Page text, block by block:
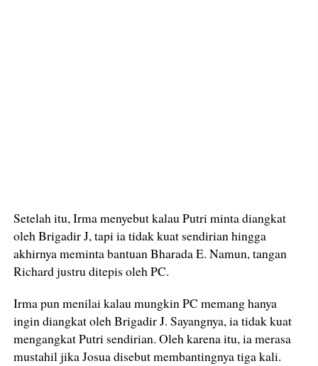
Setelah itu, Irma menyebut kalau Putri minta diangkat
oleh Brigadir J, tapi ia tidak kuat sendirian hingga
akhirnya meminta bantuan Bharada E. Namun, tangan
Richard justru ditepis oleh PC.
Irma pun menilai kalau mungkin PC memang hanya
ingin diangkat oleh Brigadir J. Sayangnya, ia tidak kuat
mengangkat Putri sendirian. Oleh karena itu, ia merasa
mustahil jika Josua disebut membantingnya tiga kali.